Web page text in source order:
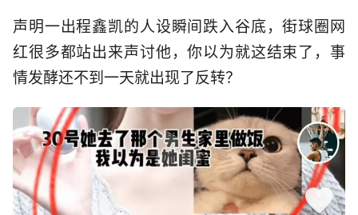
声明一出程鑫凯的人设瞬间跌入谷底，街球圈网
红很多都站出来声讨他，你以为就这结束了，事
情发酵还不到一天就出现了反转？